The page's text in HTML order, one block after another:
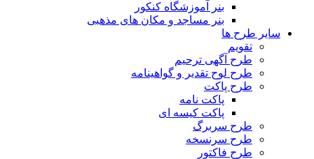
بنر آموزشگاه کنکور
بنر مساجد و مکان های مذهبی
سایر طرح ها
تقویم
طرح آگهی ترحیم
طرح لوح تقدیر و گواهینامه
طرح پاکت
پاکت نامه
پاکت کیسه ای
طرح سربرگ
طرح سرنسخه
طرح فاکتور